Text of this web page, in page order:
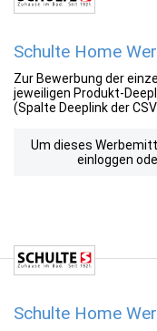
Schulte Home
Zur Bewerbung der
jeweiligen Produkt-
(Spalte Deeplink der
Um dieses
einloggen
Schulte Home